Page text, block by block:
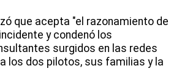
que acepta "el razonamiento de
y condenó los
surgidos en las redes
los dos pilotos, sus familias y la